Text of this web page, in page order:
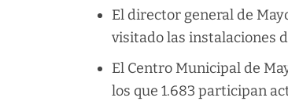
El director general de
visitado las instalaciones
El Centro Municipal de
los que 1.683 participan